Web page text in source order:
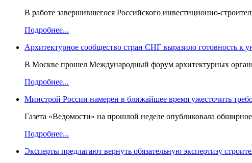
В работе завершившегося Российского инвестиционно-
Подробнее...
Архитектурное сообщество стран СНГ выразило готовность к
В Москве прошел Международный форум архитектурных
Подробнее...
Минстрой России намерен в ближайшее время ужесточить
Газета «Ведомости» на прошлой неделе опубликовала
Подробнее...
Эксперты предлагают вернуть обязательную экспертизу